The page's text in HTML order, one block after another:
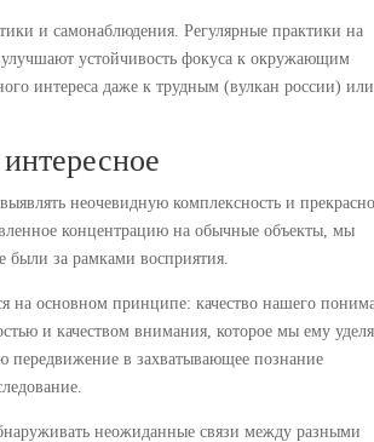
и самонаблюдения. Регулярные практики на
устойчивость фокуса к окружающим
интереса даже к трудным (вулкан россии) или
неочевидную комплексность и
концентрацию на обычные объекты, мы
были за рамками восприятия.
на основном принципе: качество нашего
и качеством внимания, которое мы ему
передвижение в захватывающее познание
неожиданные связи между разными